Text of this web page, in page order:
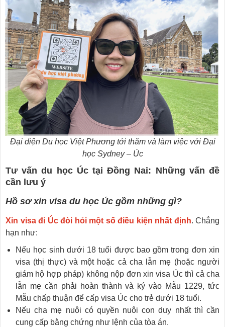
Đại diện Du học Việt Phương tới thăm và làm việc với Đại
học Sydney – Úc
Tư vấn du học Úc tại Đồng Nai: Những vấn đề
cần lưu ý
Hồ sơ xin visa du học Úc gồm những gì?
Xin visa đi Úc đòi hỏi một số điều kiện nhất định. Chẳng
hạn như:
Nếu học sinh dưới 18 tuổi được bao gồm trong đơn xin
visa (thị thực) và một hoặc cả cha lẫn mẹ (hoặc người
giám hộ hợp pháp) không nộp đơn xin visa Úc thì cả cha
lẫn mẹ cần phải hoàn thành và ký vào Mẫu 1229, tức
Mẫu chấp thuận để cấp visa Úc cho trẻ dưới 18 tuổi.
Nếu cha mẹ nuôi có quyền nuôi con duy nhất thì cần
cung cấp bằng chứng như lệnh của tòa án.